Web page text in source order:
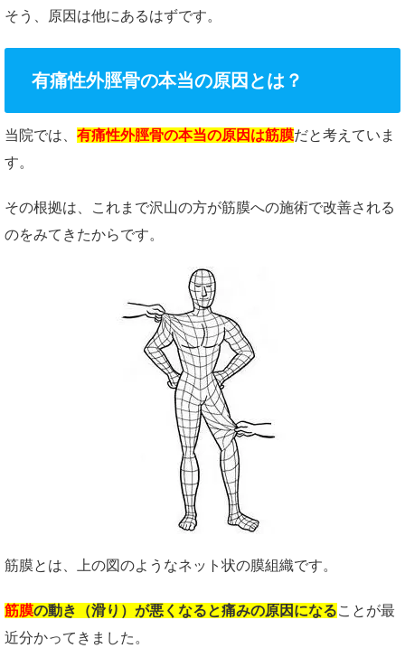
そう、原因は他にあるはずです。
有痛性外脛骨の本当の原因とは？
当院では、 有痛性外脛骨の本当の原因は筋膜だと考えていま
す。
その根拠は、これまで沢山の方が筋膜への施術で改善される
のをみてきたからです。
筋膜とは、上の図のようなネット状の膜組織です。
筋膜の動き（滑り）が悪くなると痛みの原因になることが最
近分かってきました。